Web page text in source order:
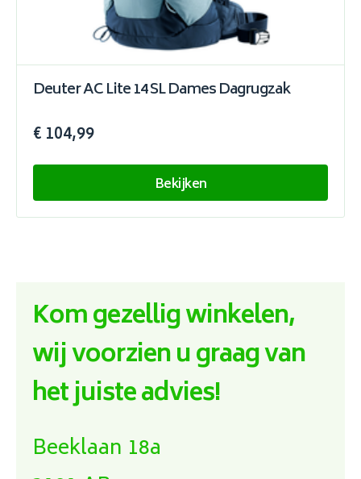
Deuter AC Lite 14 SL Dames Dagrugzak
€ 104,99
Bekijken
Kom gezellig winkelen,
wij voorzien u graag van
het juiste advies!
Beeklaan 18a